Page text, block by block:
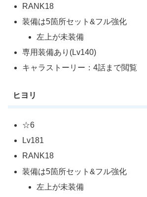
RANK18
装備は5箇所セット&フル強化
左上が未装備
専用装備あり(Lv140)
キャラストーリー：4話まで閲覧
ヒヨリ
☆6
Lv181
RANK18
装備は5箇所セット&フル強化
左上が未装備